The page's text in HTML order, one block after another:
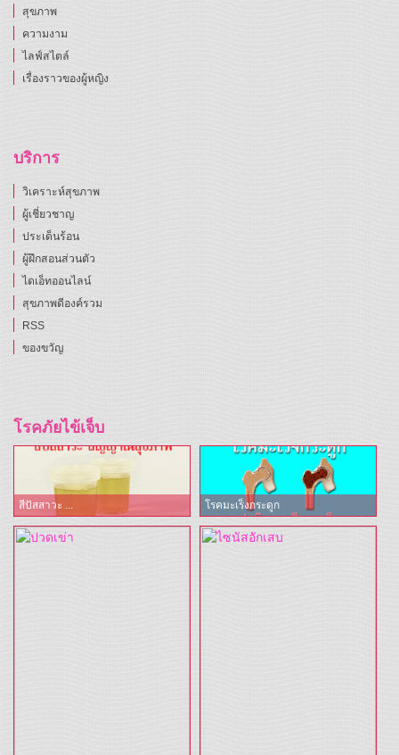
สุขภาพ
ความงาม
ไลฟ์สไตล์
เรื่องราวของผู้หญิง
บริการ
วิเคราะห์สุขภาพ
ผู้เชี่ยวชาญ
ประเด็นร้อน
ผู้ฝึกสอนส่วนตัว
ไดเอ็ทออนไลน์
สุขภาพดีองค์รวม
RSS
ของขวัญ
โรคภัยไข้เจ็บ
สีปัสสาวะ ... โรคมะเร็งกระดูก